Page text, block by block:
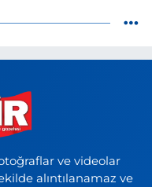
ve videolar
alıntılanamaz ve